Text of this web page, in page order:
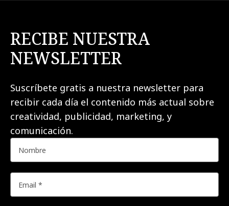
RECIBE NUESTRA
NEWSLETTER
Suscríbete gratis a nuestra newsletter para
recibir cada día el contenido más actual sobre
creatividad, publicidad, marketing, y
comunicación.